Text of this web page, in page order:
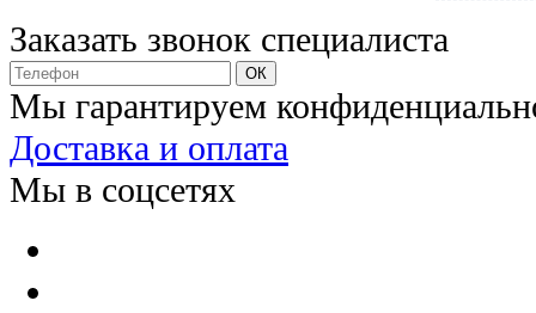
Заказать звонок специалиста
Мы гарантируем
Доставка и оплата
Мы в соцсетях